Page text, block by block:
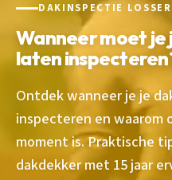
DAKINSPECTIE LOSSER
Wanneer moet je
laten
Ontdek wanneer je je
inspecteren en
moment is. Praktische
dakdekker met 15 jaar